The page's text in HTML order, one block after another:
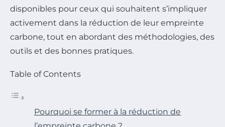
disponibles pour ceux qui souhaitent s’impliquer
activement dans la réduction de leur empreinte
carbone, tout en abordant des méthodologies, des
outils et des bonnes pratiques.
Table of Contents
Pourquoi se former à la réduction de